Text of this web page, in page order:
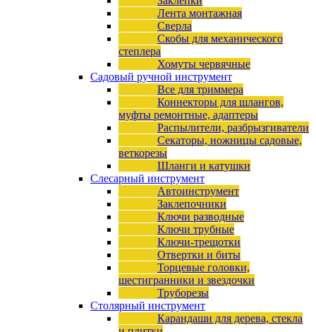
Лента монтажная
Сверла
Скобы для механического
степлера
Хомуты червячные
Садовый ручной инструмент
Все для триммера
Коннекторы для шлангов,
муфты ремонтные, адаптеры
Распылители, разбрызгиватели
Секаторы, ножницы садовые,
веткорезы
Шланги и катушки
Слесарный инструмент
Автоинструмент
Заклепочники
Ключи разводные
Ключи трубные
Ключи-трещотки
Отвертки и биты
Торцевые головки,
шестигранники и звездочки
Труборезы
Столярный инструмент
Карандаши для дерева, стекла